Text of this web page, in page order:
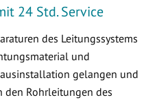
24 Std. Service
des Leitungssystems
und
gelangen und
den Rohrleitungen des